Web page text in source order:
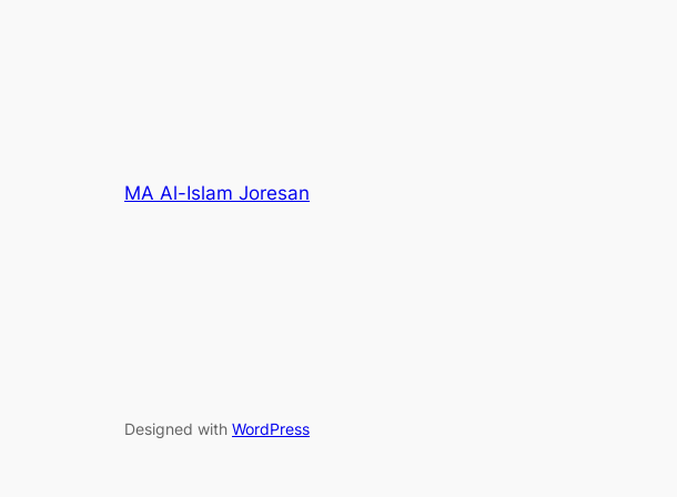
MA Al-Islam Joresan
Designed with WordPress